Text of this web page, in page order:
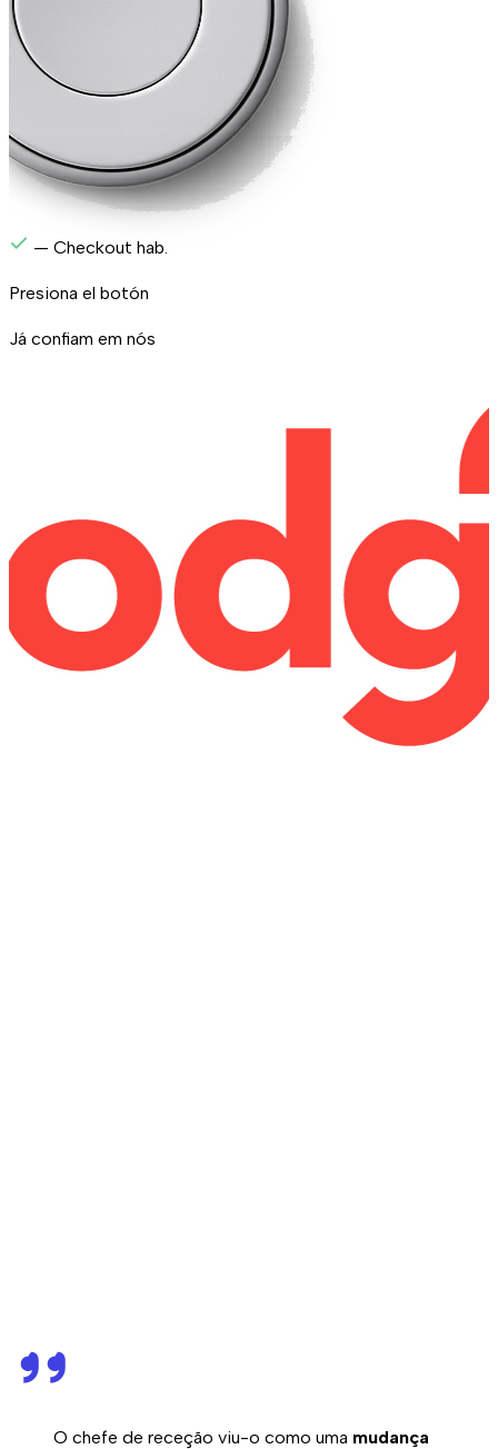
— Checkout hab.
Presiona el botón
Já confiam em nós
O chefe de receção viu-o como uma mudança